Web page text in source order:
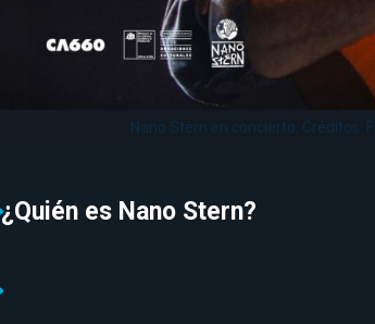
Nano Stern en concierto. Créditos:
¿Quién es Nano Stern?